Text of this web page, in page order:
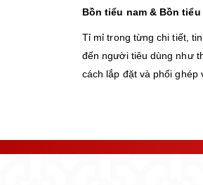
Bồn tiểu nam & Bồn
Tỉ mỉ trong từng chi tiết,
đến người tiêu dùng như
cách lắp đặt và phối ghép